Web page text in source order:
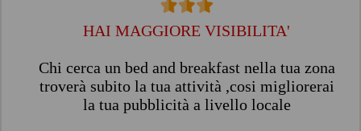
HAI MAGGIORE VISIBILITA'
Chi cerca un bed and breakfast nella tua zona
troverà subito la tua attività ,cosi migliorerai
la tua pubblicità a livello locale